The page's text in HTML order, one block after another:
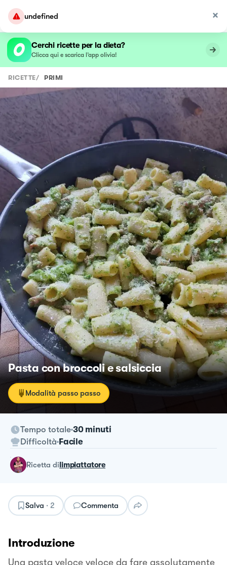
undefined
Cerchi ricette per la dieta?
Clicca qui e scarica l’app olivia!
RICETTE/ PRIMI
Pasta con broccoli e salsiccia
Modalità passo passo
Tempo totale 30 minuti
Difficoltà Facile
ricetta dilimpiattatore
Salva · 2 Commenta
Introduzione
Una pasta veloce veloce da fare assolutamente